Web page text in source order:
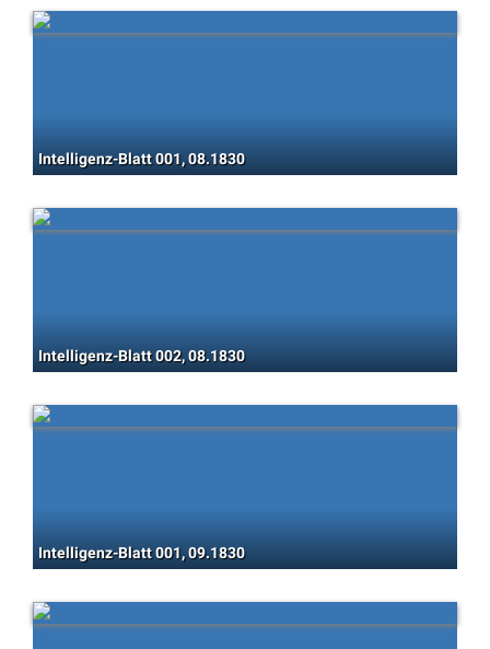
Intelligenz-Blatt 001, 08.1830
Intelligenz-Blatt 002, 08.1830
Intelligenz-Blatt 001, 09.1830